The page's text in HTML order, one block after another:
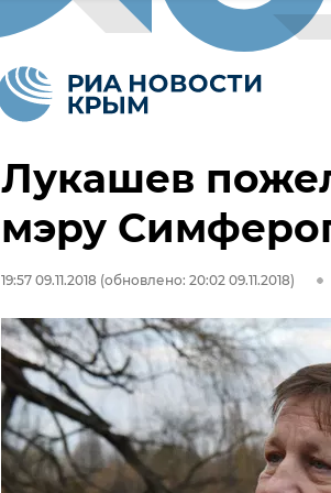
Лукашев
мэру
19:57 09.11.2018 (обновлено: 20:02 09.11.2018)